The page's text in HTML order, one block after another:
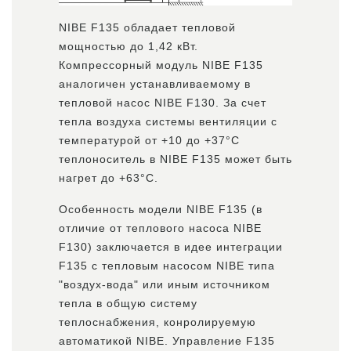
NIBE F135 обладает тепловой
мощностью до 1,42 кВт.
Компрессорный модуль NIBE F135
аналогичен устанавливаемому в
тепловой насос NIBE F130. За счет
тепла воздуха системы вентиляции с
температурой от +10 до +37°С
теплоноситель в NIBE F135 может быть
нагрет до +63°С.
Особенность модели NIBE F135 (в
отличие от теплового насоса NIBE
F130) заключается в идее интеграции
F135 с тепловым насосом NIBE типа
"воздух-вода" или иным источником
тепла в общую систему
теплоснабжения, конролируемую
автоматикой NIBE. Управление F135